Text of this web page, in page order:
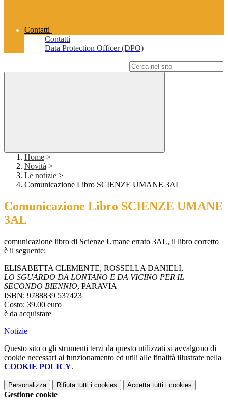
Contatti
Contatti
Data Protection Officer (DPO)
Home >
Novità >
Le notizie >
Comunicazione Libro SCIENZE UMANE 3AL
Comunicazione Libro SCIENZE UMANE
3AL
comunicazione libro di Scienze Umane errato 3AL, il libro corretto
è il seguente:
ELISABETTA CLEMENTE, ROSSELLA DANIELI,
LO SGUARDO DA LONTANO E DA VICINO PER IL
SECONDO BIENNIO, PARAVIA
ISBN: 9788839 537423
Costo: 39.00 euro
è da acquistare
Notizie
Questo sito o gli strumenti terzi da questo utilizzati si avvalgono di
cookie necessari al funzionamento ed utili alle finalità illustrate nella
COOKIE POLICY.
Personalizza Rifiuta tutti i cookies Accetta tutti i cookies
Gestione cookie